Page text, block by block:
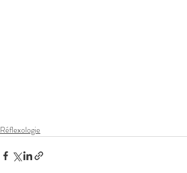
Réflexologie